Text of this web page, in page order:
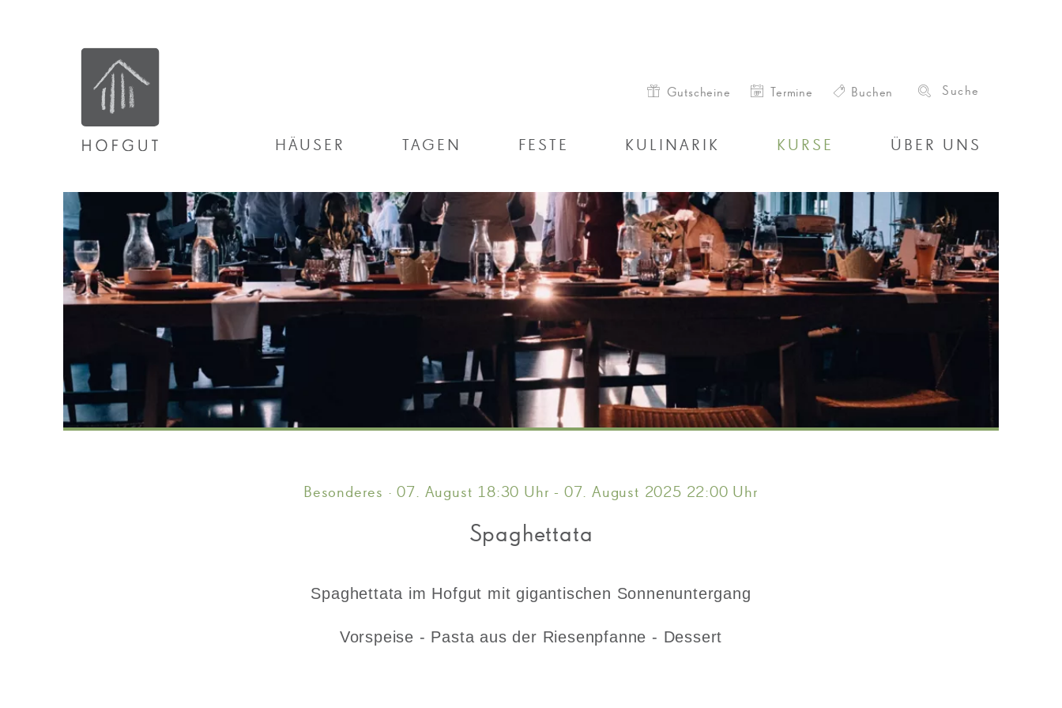
Gutscheine Termine Buchen
HÄUSER TAGEN FESTE KULINARIK KURSE ÜBER UNS
Besonderes · 07. August 18:30 Uhr - 07. August 2025 22:00 Uhr
Spaghettata
Spaghettata im Hofgut mit gigantischen Sonnenuntergang
Vorspeise - Pasta aus der Riesenpfanne - Dessert